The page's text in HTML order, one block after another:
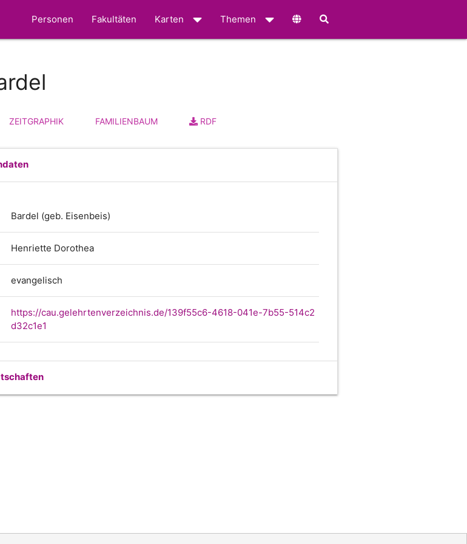
Personen Fakultäten Karten Themen
ZEITGRAPHIK FAMILIENBAUM RDF
Bardel (geb. Eisenbeis)
Henriette Dorothea
evangelisch
https://cau.gelehrtenverzeichnis.de/139f55c6-4618-041e-7b55-514c2
d32c1e1